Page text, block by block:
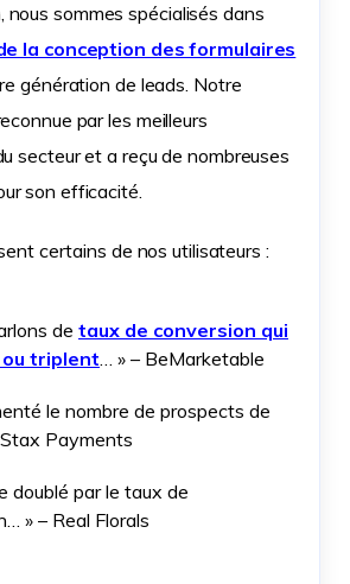
nous sommes spécialisés dans
la conception des formulaires
génération de leads. Notre
par les meilleurs
secteur et a reçu de nombreuses
son efficacité.
certains de nos utilisateurs :
de taux de conversion qui
triplent… » – BeMarketable
le nombre de prospects de
Payments
doublé par le taux de
» – Real Florals